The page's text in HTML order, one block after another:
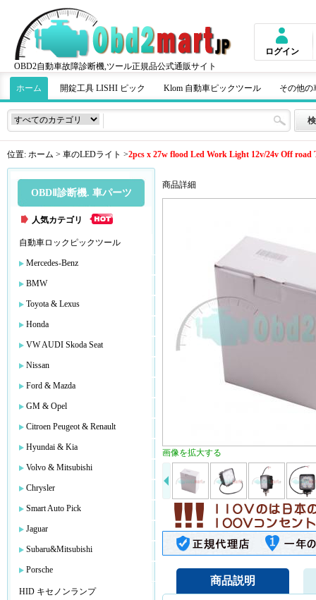
OBD2自動車故障診断機,ツール正規品公式通販サイト
ログイン
ホーム 開錠工具 LISHI ピック Klom 自動車ピックツール その他の
位置: ホーム > 車のLEDライト >2pcs x 27w flood Led Work Light 12v/24v Off road
OBDⅡ診断機. 車パーツ
人気カテゴリ
自動車ロックピックツール
Mercedes-Benz
BMW
Toyota & Lexus
Honda
VW AUDI Skoda Seat
Nissan
Ford & Mazda
GM & Opel
Citroen Peugeot & Renault
Hyundai & Kia
Volvo & Mitsubishi
Chrysler
Smart Auto Pick
Jaguar
Subaru&Mitsubishi
Porsche
HID キセノンランプ
商品詳細
画像を拡大する
商品説明